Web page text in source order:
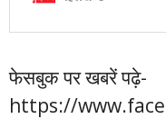
फेसबुक पर खबरें पढ़े-
https://